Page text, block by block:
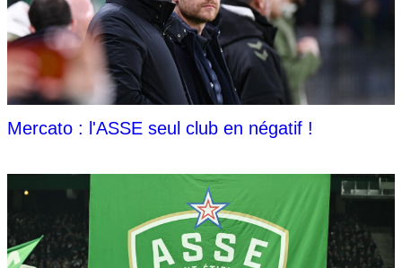
Mercato : l'ASSE seul club en négatif !